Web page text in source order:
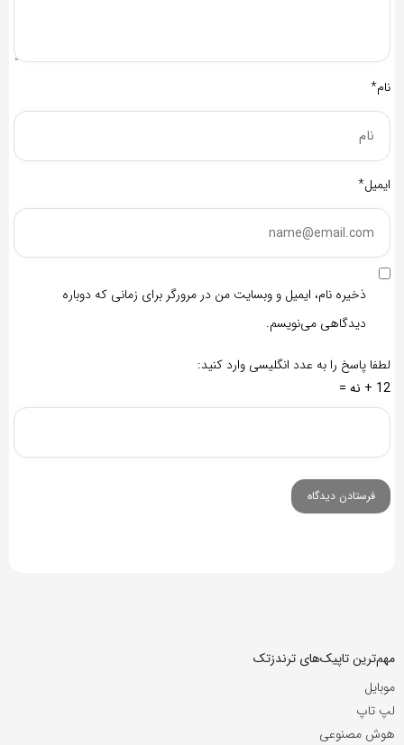
نام*
ایمیل*
ذخیره نام، ایمیل و وبسایت من در مرورگر برای زمانی که دوباره
دیدگاهی می‌نویسم.
لطفا پاسخ را به عدد انگلیسی وارد کنید:
12 + نه =
مهم‌ترین تاپیک‌های ترندزتک
موبایل
لپ تاپ
هوش مصنوعی